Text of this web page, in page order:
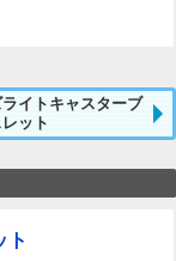
ライトキャスターブ
ット
ト